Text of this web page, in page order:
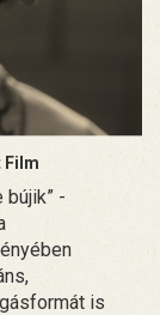
Film
bújik” -
is